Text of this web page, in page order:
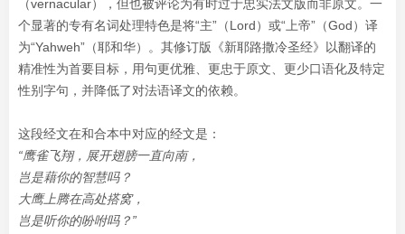
（vernacular），但也被评论为有时过于忠实法文版而非原文。一
个显著的专有名词处理特色是将“主”（Lord）或“上帝”（God）译
为“Yahweh”（耶和华）。其修订版《新耶路撒冷圣经》以翻译的
精准性为首要目标，用句更优雅、更忠于原文、更少口语化及特定
性别字句，并降低了对法语译文的依赖。
这段经文在和合本中对应的经文是：
“鹰雀飞翔，展开翅膀一直向南，
岂是藉你的智慧吗？
大鹰上腾在高处搭窝，
岂是听你的吩咐吗？”